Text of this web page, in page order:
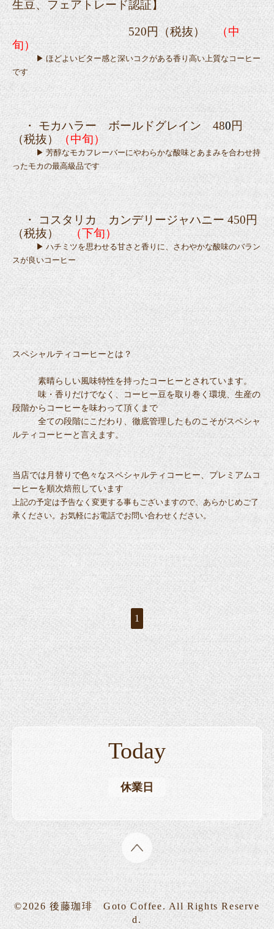
生豆、フェアトレード認証】
520円（税抜） （中
旬）
▶ ほどよいビター感と深いコクがある香り高い上質なコーヒー
です
・ モカハラー ボールドグレイン480円
（税抜）
（中旬）
▶ 芳醇なモカフレーバーにやわらかな酸味とあまみを合わせ持
ったモカの最高級品です
・コスタリカ カンデリージャハニー 450円
（税抜） （下旬）
▶ ハチミツを思わせる甘さと香りに、さわやかな酸味のバラン
スが良いコーヒー
スペシャルティコーヒーとは？
素晴らしい風味特性を持ったコーヒーとされています。
味・香りだけでなく、コーヒー豆を取り巻く環境、生産の
段階からコーヒーを味わって頂くまで
全ての段階にこだわり、徹底管理したものこそがスペシャ
ルティコーヒーと言えます。
当店では月替りで色々なスペシャルティコーヒー、プレミアムコ
ーヒーを順次焙煎しています
上記の予定は予告なく変更する事もございますので、あらかじめご了
承ください。お気軽にお電話でお問い合わせください。
1
Today
休業日
©2026 後藤珈琲 Goto Coffee. All Rights Reserve
d.